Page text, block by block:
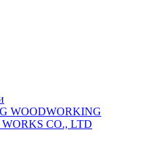
WOODWORKING
CO., LTD